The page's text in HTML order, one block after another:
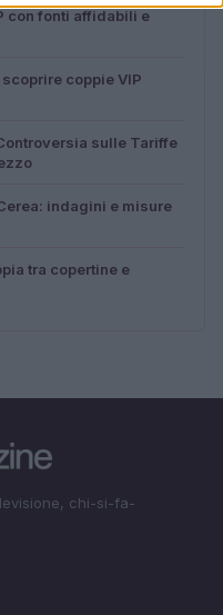
con fonti affidabili e
coppie VIP
sulle Tariffe
indagini e misure
tra copertine e
chi-si-fa-